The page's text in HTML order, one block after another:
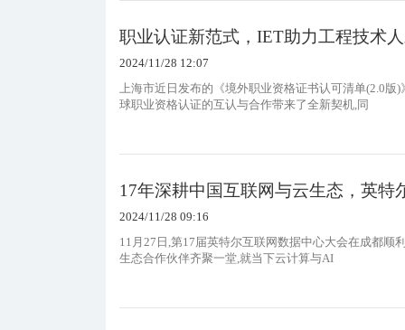
职业认证新范式，IET助力工程技术
2024/11/28 12:07
上海市近日发布的《境外职业资格证书认可清单(2.0
球职业资格认证的互认与合作带来了全新契机,同
17年深耕中国互联网与云生态，英
2024/11/28 09:16
11月27日,第17届英特尔互联网数据中心大会在成都
生态合作伙伴齐聚一堂,就当下云计算与AI